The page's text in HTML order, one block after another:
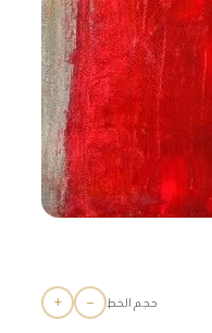
حجم الخط −
+